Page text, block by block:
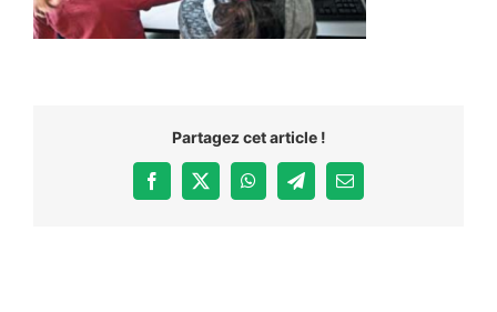
Partagez cet article !
Facebook
X WhatsAppTelegramEmail